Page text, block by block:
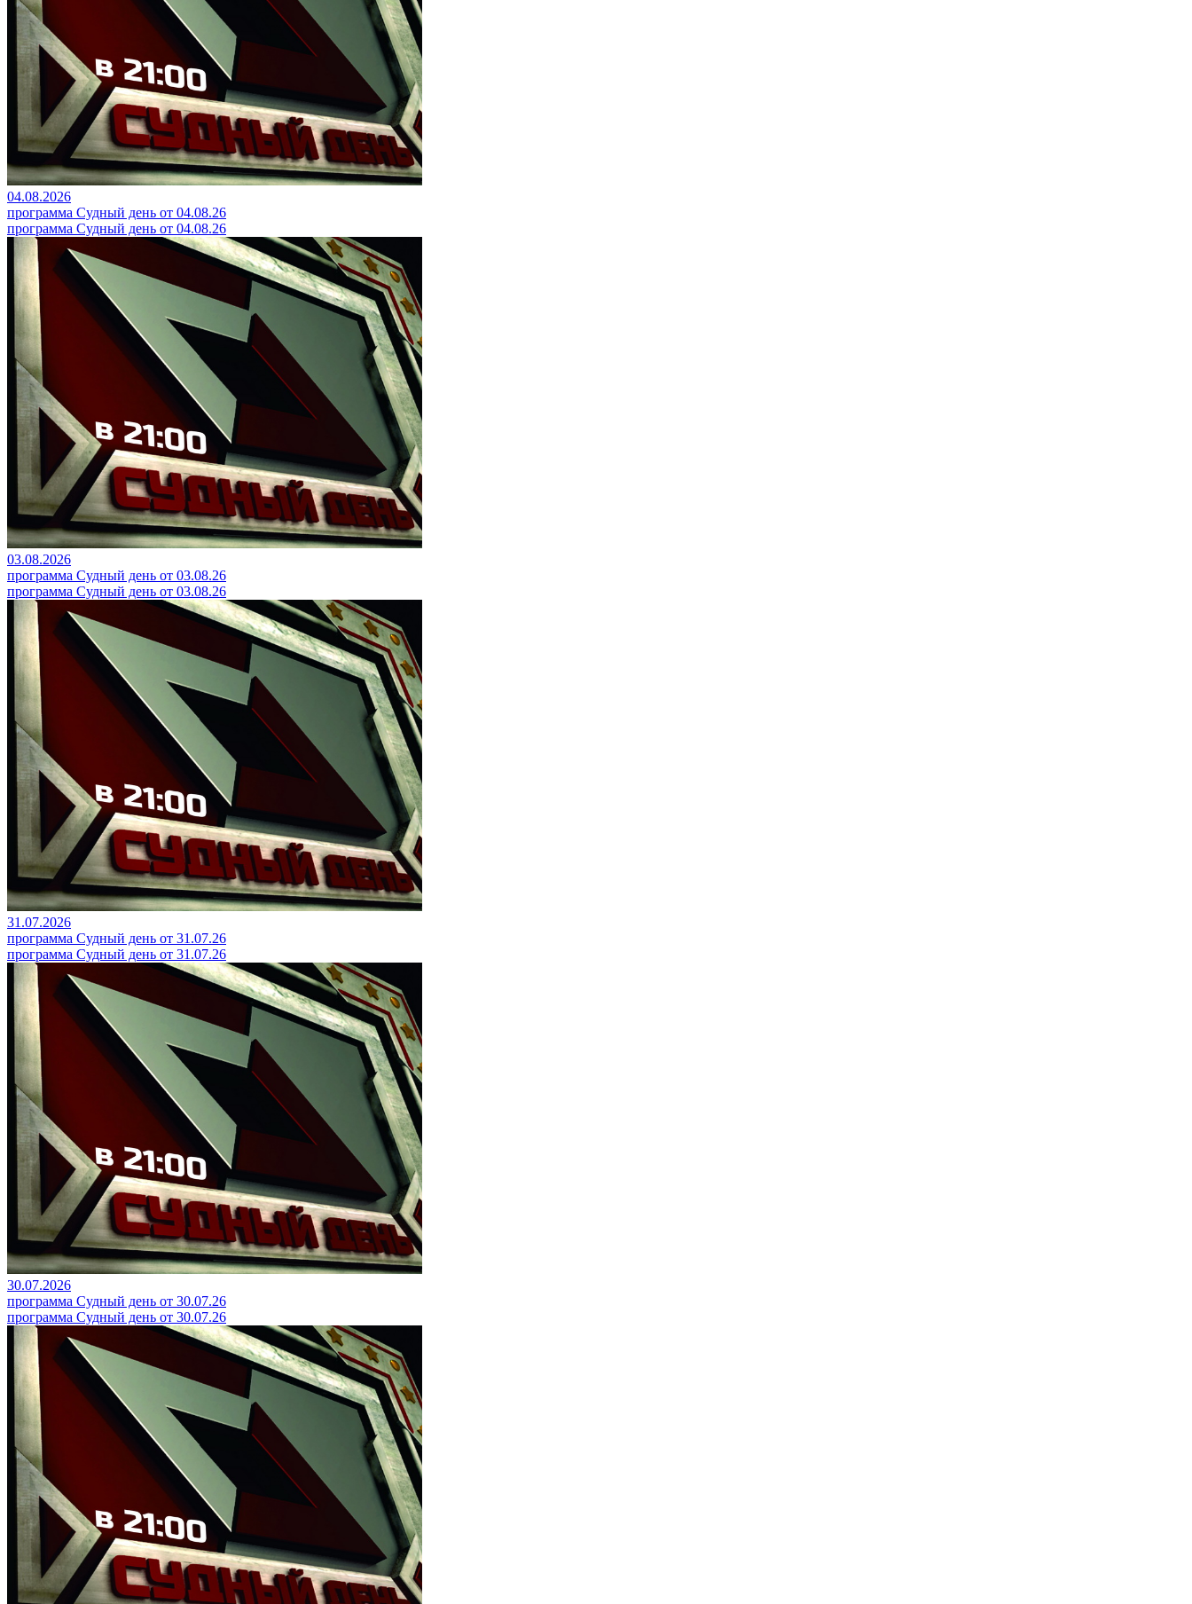
04.08.2026
программа Судный день от 04.08.26
программа Судный день от 04.08.26
03.08.2026
программа Судный день от 03.08.26
программа Судный день от 03.08.26
31.07.2026
программа Судный день от 31.07.26
программа Судный день от 31.07.26
30.07.2026
программа Судный день от 30.07.26
программа Судный день от 30.07.26